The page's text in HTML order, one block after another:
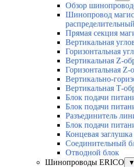
Обзор
Шинопровод
Прямая секция
Вертикальная
Горизонтальная
Вертикальная Z-
Горизонтальная Z-
Вертикально-
Вертикальная Т-
Блок подачи
Блок подачи
Разъединитель
Блок подачи
Концевая заглушка
Соединительный
Отводной блок
Шинопроводы ERICO
▼